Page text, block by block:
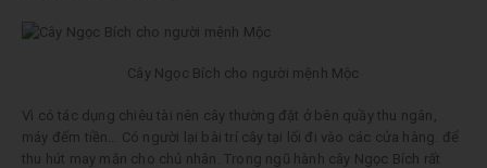
Cây Ngọc Bích cho người mệnh Mộc
Vì có tác dụng chiêu tài nên cây thường đặt ở bên quầy thu ngân,
máy đếm tiền… Có người lại bài trí cây tại lối đi vào các cửa hàng. để
thu hút may mắn cho chủ nhân. Trong ngũ hành cây Ngọc Bích rất